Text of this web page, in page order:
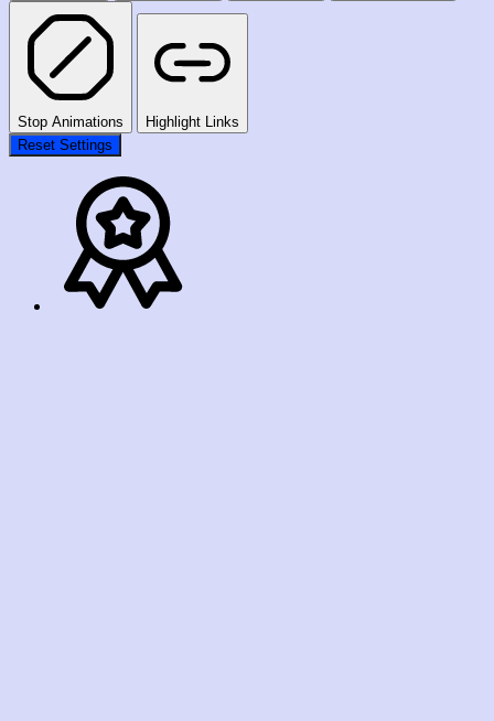
Stop Animations
Highlight Links
Reset Settings